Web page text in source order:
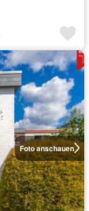
Foto anschauen